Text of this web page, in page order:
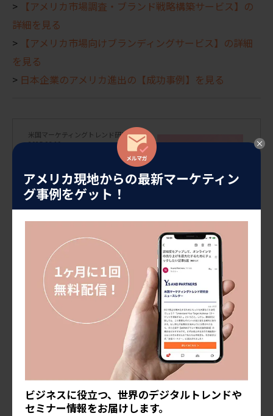
アメリカ現地からの最新マーケティン
グ事例をゲット！
ビジネスに役立つ、世界のデジタルトレンドや
セミナー情報をお届けします。
>
【アメリカ市場調査・ブランド戦略構築サービス】の
詳細を見る
>
【アメリカ市場向けブランディングサービス】の詳細
を見る
> 日本企業のアメリカ進出の【成功事例】を見る
米国マーケティングトレンド研究会
2025.06.10
Kawaii文化を世界に発信するサン
リオの人気を探る/海外進出成功シ
リーズ(日本企業編)
「アメリカ進出成功シリーズ」と
題し、これまで寿司やポケモンな
介するのは、日本を代表するKawai
i文化の象徴ともいえる「サンリオ
米国マーケティングトレンド研究会
2025.04.08
日本のポケモンが世界のPOKEMO
Nに！/海外進出成功シリーズ：ポ
ケモン編
海外進出に成功した物やサービ
ス、企業など、ジャンルを問わず取
り上げてご紹介する、海外進出成
功シリーズ、第二弾！ 前回の寿司
に引き続き、今回は愛される日本の
キャラクター「ポケモン編」をお
届けします。サクセスストーリーを
米国マーケティングトレンド研究会
寿司とカリフォルニアロール、ア
メリカの食文化への適応 /海外進出
成功シリーズ：寿司編
これから「海外進出成功シリー